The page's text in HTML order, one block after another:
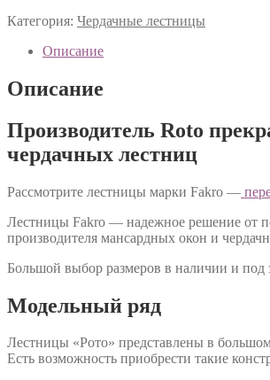
Категория: Чердачные лестницы
Описание
Описание
Производитель Roto
чердачных лестниц
Рассмотрите лестницы марки Fakro —
Лестницы Fakro — надежное решение от
производителя мансардных окон и
Большой выбор размеров в наличии и под
Модельный ряд
Лестницы «Рото» представлены в
Есть возможность приобрести такие